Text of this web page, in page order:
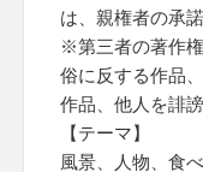
は、親権者の承
※第三者の著作
俗に反する作品
作品、他人を誹
【テーマ】
風景、人物、食